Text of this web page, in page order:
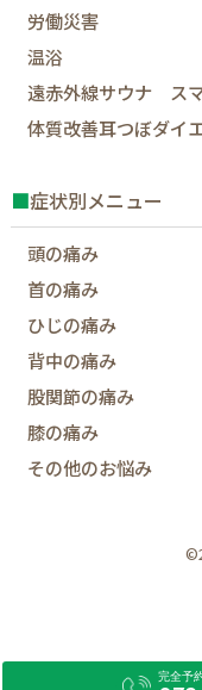
労働災害
温浴
遠赤外線サウナ ス
体質改善耳つぼダイ
■症状別メニュー
頭の痛み
首の痛み
ひじの痛み
背中の痛み
股関節の痛み
膝の痛み
その他のお悩み